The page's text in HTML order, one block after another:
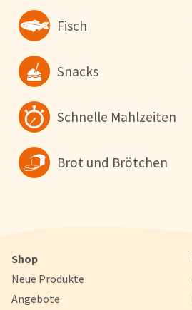
Fisch
Snacks
Schnelle Mahlzeiten
Brot und Brötchen
Shop
Neue Produkte
Angebote